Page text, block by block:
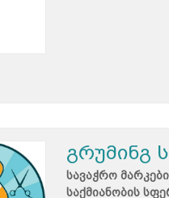
გრუმინგ
სავაჭრო
საქმიანობის